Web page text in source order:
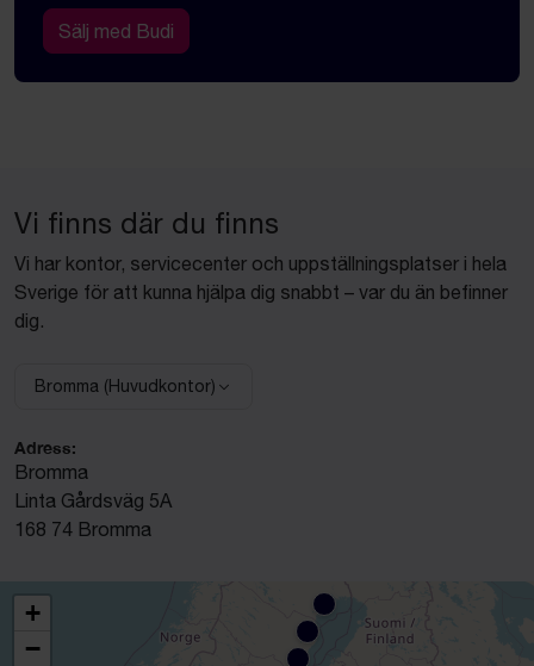
Sälj med Budi
Vi finns där du finns
Vi har kontor, servicecenter och uppställningsplatser i hela
Sverige för att kunna hjälpa dig snabbt – var du än befinner
dig.
Välj anläggning:
Bromma (Huvudkontor)
Adress:
Bromma
Linta Gårdsväg 5A
168 74 Bromma
+
−